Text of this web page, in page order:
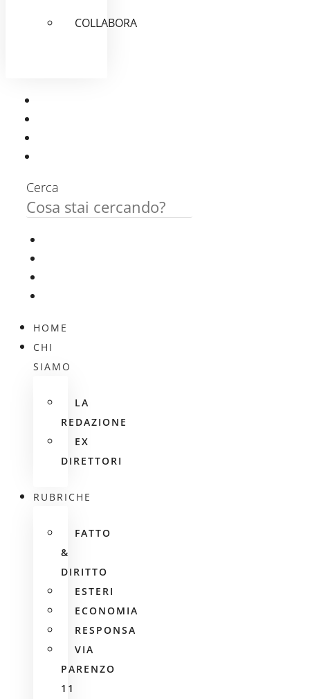
COLLABORA
Cerca
HOME
CHI
SIAMO
LA
REDAZIONE
EX
DIRETTORI
RUBRICHE
FATTO
&
DIRITTO
ESTERI
ECONOMIA
RESPONSA
VIA
PARENZO
11